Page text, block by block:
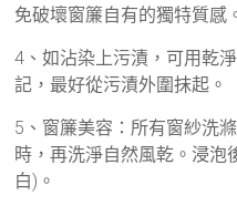
免破壞窗簾自有的獨特質感
4、如沾染上污漬，可用乾
記，最好從污漬外​​圍抹起。
5、窗簾美容：所有窗紗洗
時，再洗淨自然風乾。浸泡
白)。